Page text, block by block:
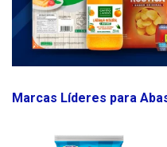
Marcas Líderes para